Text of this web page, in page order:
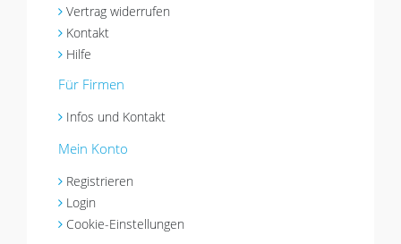
Vertrag widerrufen
Kontakt
Hilfe
Für Firmen
Infos und Kontakt
Mein Konto
Registrieren
Login
Cookie-Einstellungen